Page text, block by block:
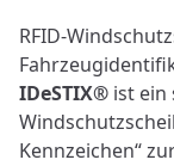
RFID-
IDeSTIX® ist ein
Kennzeichen“